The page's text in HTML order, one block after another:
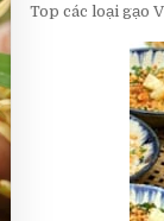
Top các loại gạo